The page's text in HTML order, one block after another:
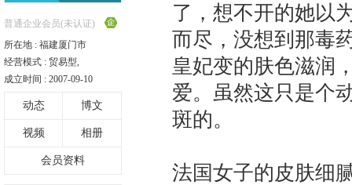
普通企业会员(未认证)
所在地 : 福建厦门市
经营模式 : 贸易型,
成立时间 : 2007-09-10
动态 博文
视频 相册
会员资料
了，想不开的她以
而尽，没想到那毒
皇妃变的肤色滋润
爱。虽然这只是个
斑的。
法国女子的皮肤细